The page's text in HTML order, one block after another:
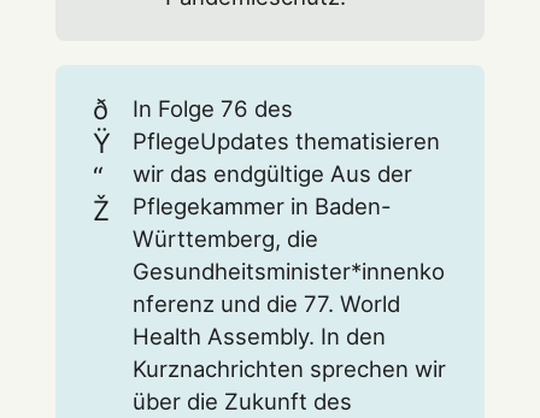
ð
Ÿ
“
Ž
In Folge 76 des
PflegeUpdates thematisieren
wir das endgültige Aus der
Pflegekammer in Baden-
Württemberg, die
Gesundheitsminister*innenko
nferenz und die 77. World
Health Assembly. In den
Kurznachrichten sprechen wir
über die Zukunft des